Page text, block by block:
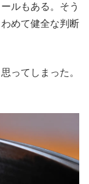
ルもある。そう
めて健全な判断
ってしまった。